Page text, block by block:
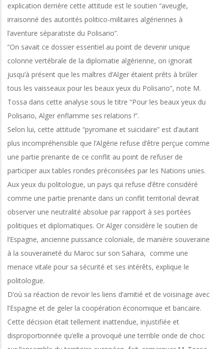
explication derrière cette attitude est le soutien “aveugle,
irraisonné des autorités politico-militaires algériennes à
l’aventure séparatiste du Polisario”.
“On savait ce dossier essentiel au point de devenir unique
colonne vertébrale de la diplomatie algérienne, on ignorait
jusqu’à présent que les maîtres d’Alger étaient prêts à brûler
tous les vaisseaux pour les beaux yeux du Polisario”, note M.
Tossa dans cette analyse sous le titre “Pour les beaux yeux du
Polisario, Alger enflamme ses relations !”.
Selon lui, cette attitude “pyromane et suicidaire” est d’autant
plus incompréhensible que l’Algérie refuse d’être perçue comme
une partie prenante de ce conflit au point de refuser de
participer aux tables rondes préconisées par les Nations unies.
Aux yeux du politologue, un pays qui refuse d’être considéré
comme une partie prenante dans un conflit territorial devrait
observer une neutralité absolue par rapport à ses portées
politiques et diplomatiques. Or Alger considère le soutien de
l’Espagne, ancienne puissance coloniale, de manière souveraine
à la souveraineté du Maroc sur son Sahara, comme une
menace vitale pour sa sécurité et ses intérêts, explique le
politologue.
D’où sa réaction de revoir les liens d’amitié et de voisinage avec
l’Espagne et de geler la coopération économique et bancaire.
Cette décision était tellement inattendue, injustifiée et
disproportionnée qu’elle a provoqué une terrible onde de choc